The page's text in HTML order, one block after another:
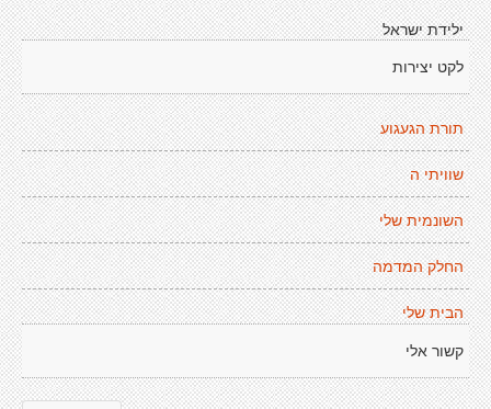
ילידת ישראל
לקט יצירות
תורת הגעגוע
שוויתי ה
השונמית שלי
החלק המדמה
הבית שלי
קשור אלי